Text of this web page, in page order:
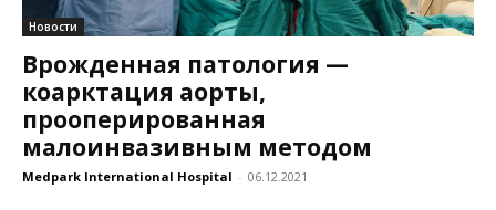
Новости
Врожденная патология —
коарктация аорты,
прооперированная
малоинвазивным методом
Medpark International Hospital - 06.12.2021